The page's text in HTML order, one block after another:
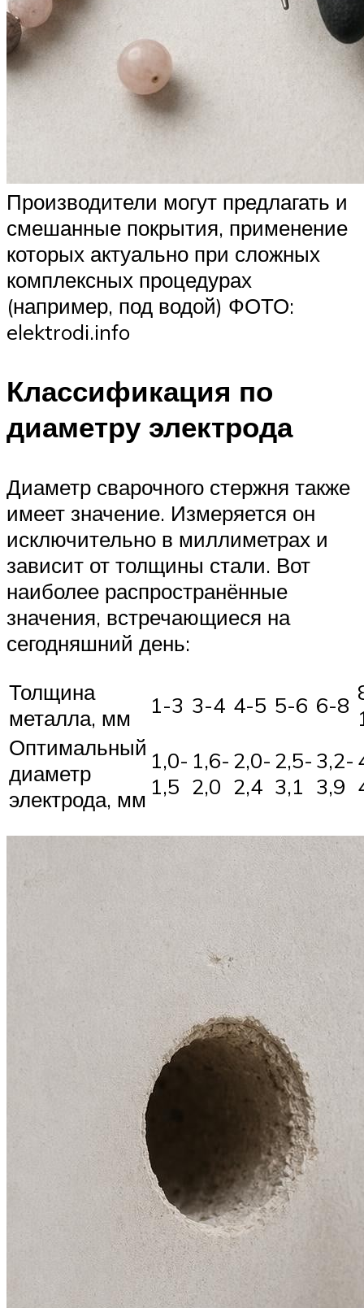
Производители могут предлагать и
смешанные покрытия, применение
которых актуально при сложных
комплексных процедурах
(например, под водой) ФОТО:
elektrodi.info
Классификация по
диаметру электрода
Диаметр сварочного стержня также
имеет значение. Измеряется он
исключительно в миллиметрах и
зависит от толщины стали. Вот
наиболее распространённые
значения, встречающиеся на
сегодняшний день:
Толщина
металла, мм
1-3 3-4 4-5 5-6 6-8
Оптимальный
диаметр
электрода, мм
1,0-
1,5
1,6-
2,0
2,0-
2,4
2,5-
3,1
3,2-
3,9